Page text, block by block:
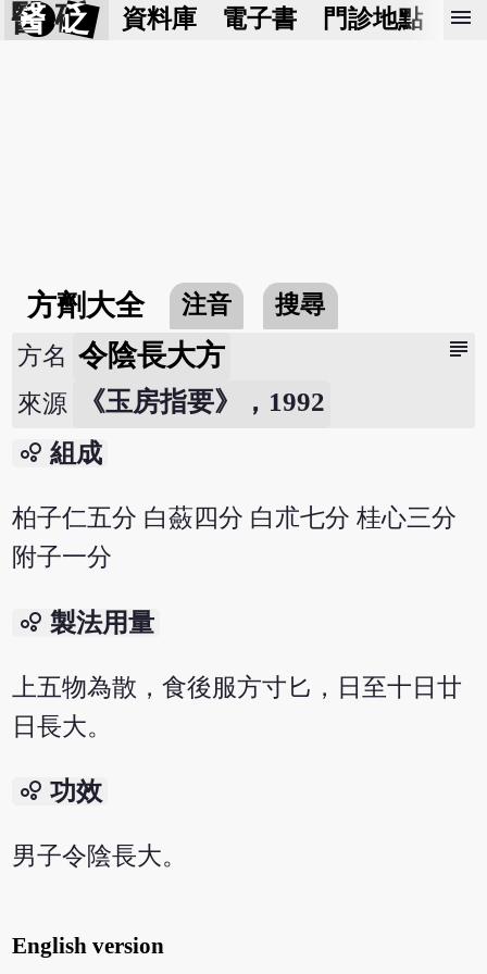
醫 砭 資料庫 電子書 門診地點 預
menu
方劑大全 注音 搜尋
subject
方名 令陰長大方
來源 《玉房指要》，1992
bubble_chart 組成
柏子仁五分 白蘞四分 白朮七分 桂心三分
附子一分
bubble_chart 製法用量
上五物為散，食後服方寸匕，日至十日廿
日長大。
bubble_chart 功效
男子令陰長大。
English version